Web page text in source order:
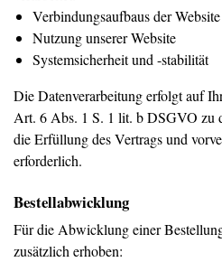
Verbindungsaufbaus der Website
Nutzung unserer Website
Systemsicherheit und -stabilität
Die Datenverarbeitung erfolgt auf
Art. 6 Abs. 1 S. 1 lit. b DSGVO zu
die Erfüllung des Vertrags und
erforderlich.
Bestellabwicklung
Für die Abwicklung einer
zusätzlich erhoben: